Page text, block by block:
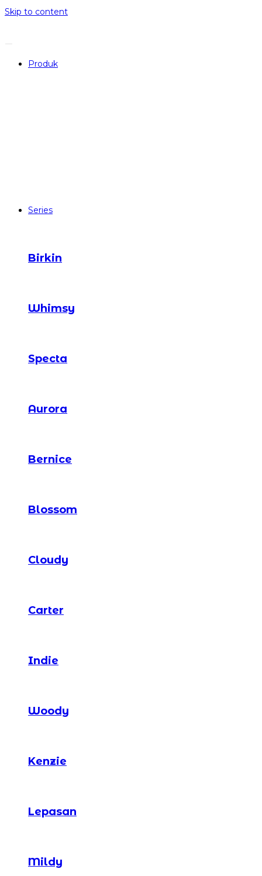
Skip to content
Produk
Series
Birkin
Whimsy
Specta
Aurora
Bernice
Blossom
Cloudy
Carter
Indie
Woody
Kenzie
Lepasan
Mildy